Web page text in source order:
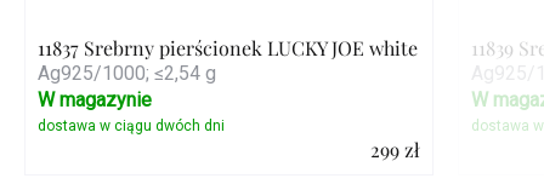
11837 Srebrny pierścionek LUCKY JOE white
Ag925/1000; ≤2,54 g
299 zł
W magazynie
11839
W